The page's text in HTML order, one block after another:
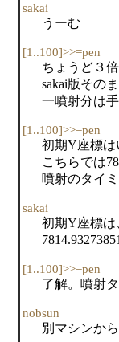
sakai
うーむ
[1..100]>>=pen
ちょうど３
sakai版その
一噴射分は
[1..100]>>=pen
初期Y座標は
こちらでは
噴射のタイ
sakai
初期Y座標は
[1..100]>>=pen
了解。噴射
nobsun
別マシンか